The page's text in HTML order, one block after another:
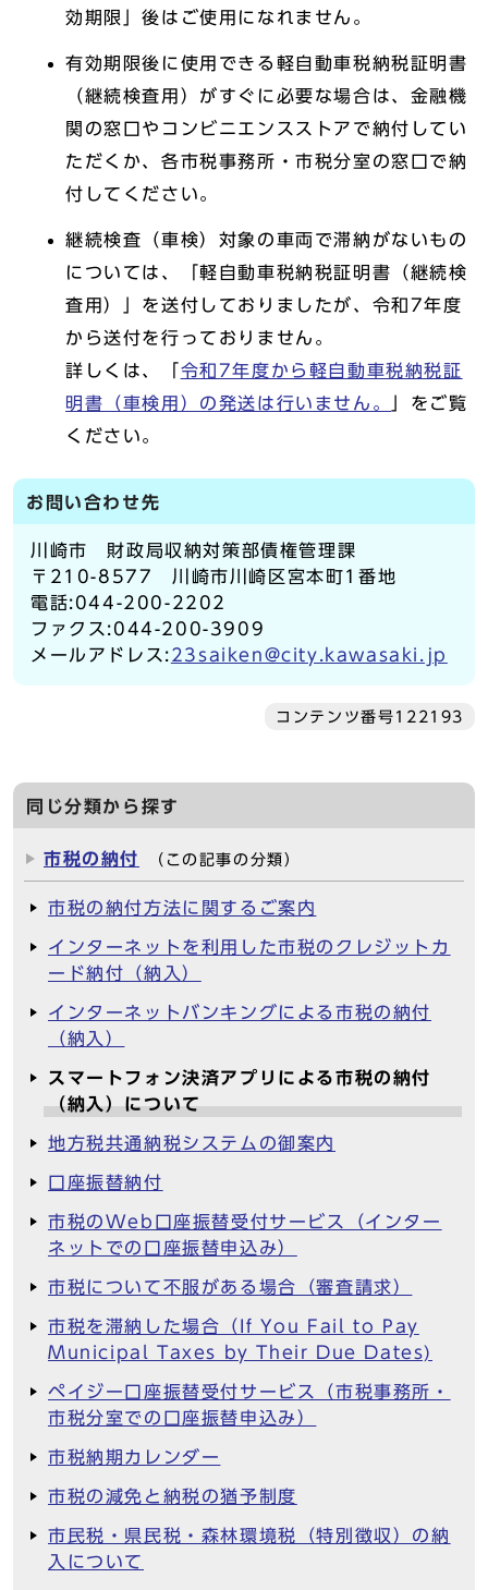
効期限」後はご使用になれません。
有効期限後に使用できる軽自動車税納税証明書
（継続検査用）がすぐに必要な場合は、金融機
関の窓口やコンビニエンスストアで納付してい
ただくか、各市税事務所・市税分室の窓口で納
付してください。
継続検査（車検）対象の車両で滞納がないもの
については、「軽自動車税納税証明書（継続検
査用）」を送付しておりましたが、令和7年度
から送付を行っておりません。
詳しくは、「令和7年度から軽自動車税納税証
明書（車検用）の発送は行いません。
」をご覧
ください。
お問い合わせ先
川崎市 財政局収納対策部債権管理課
〒210-8577 川崎市川崎区宮本町1番地
電話:044-200-2202
ファクス:044-200-3909
メールアドレス:23saiken@city.kawasaki.jp
コンテンツ番号122193
同じ分類から探す
市税の納付 （この記事の分類）
市税の納付方法に関するご案内
インターネットを利用した市税のクレジットカ
ード納付（納入）
インターネットバンキングによる市税の納付
（納入）
スマートフォン決済アプリによる市税の納付
（納入）について
地方税共通納税システムの御案内
口座振替納付
市税のWeb口座振替受付サービス（インター
ネットでの口座振替申込み）
市税について不服がある場合（審査請求）
市税を滞納した場合（If You Fail to Pay
Municipal Taxes by Their Due Dates)
ペイジー口座振替受付サービス（市税事務所・
市税分室での口座振替申込み）
市税納期カレンダー
市税の減免と納税の猶予制度
市民税・県民税・森林環境税（特別徴収）の納
入について